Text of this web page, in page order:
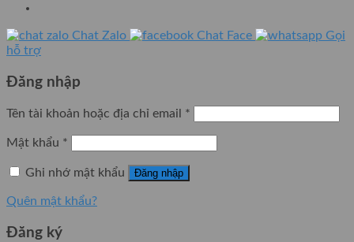
Chat Zalo Chat Face
Gọi
hỗ trợ
Đăng nhập
Tên tài khoản hoặc địa chỉ email *
Mật khẩu *
Ghi nhớ mật khẩu Đăng nhập
Quên mật khẩu?
Đăng ký